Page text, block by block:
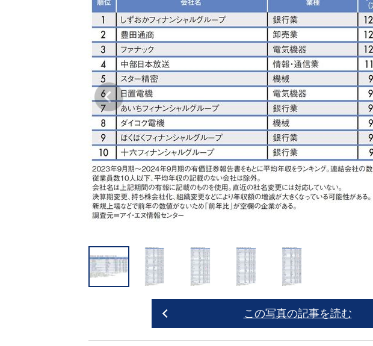
この写真の記事を読む